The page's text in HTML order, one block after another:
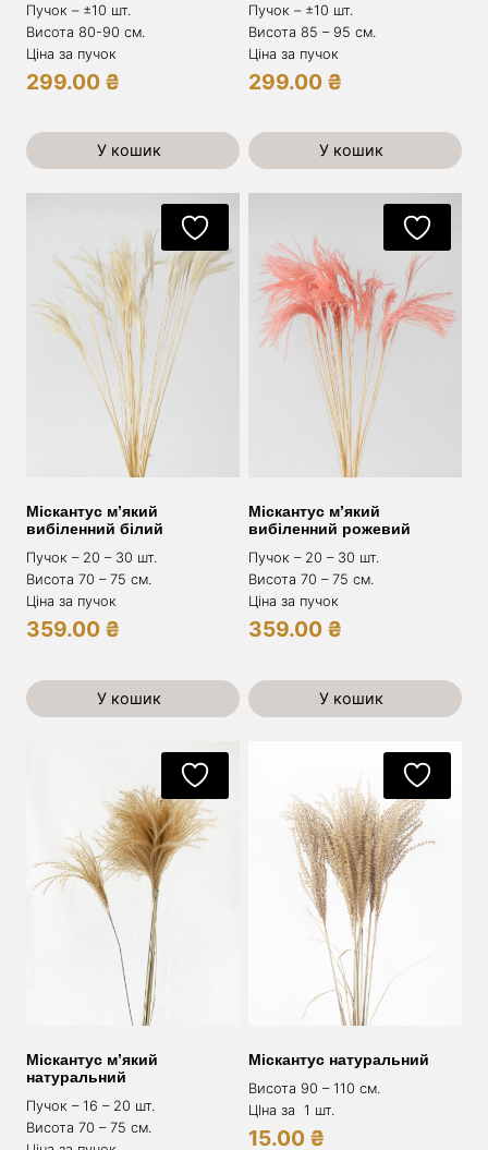
Пучок – ±10 шт.
Висота 80-90 см.
Ціна за пучок
299.00 ₴
У кошик
Пучок – ±10 шт.
Висота 85 – 95 см.
Ціна за пучок
299.00 ₴
У кошик
Міскантус м’який
вибіленний білий
Пучок – 20 – 30 шт.
Висота 70 – 75 см.
Ціна за пучок
359.00 ₴
У кошик
Міскантус м’який
вибіленний рожевий
Пучок – 20 – 30 шт.
Висота 70 – 75 см.
Ціна за пучок
359.00 ₴
У кошик
Міскантус м’який
натуральний
Пучок – 16 – 20 шт.
Висота 70 – 75 см.
Міскантус натуральний
Висота 90 – 110 см.
ЦІна за 1 шт.
15.00 ₴